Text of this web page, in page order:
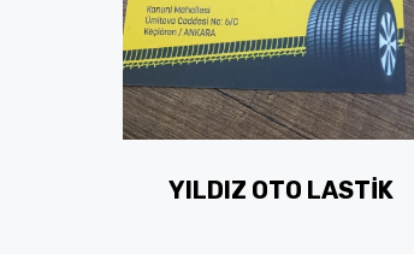
YILDIZ OTO LASTİK